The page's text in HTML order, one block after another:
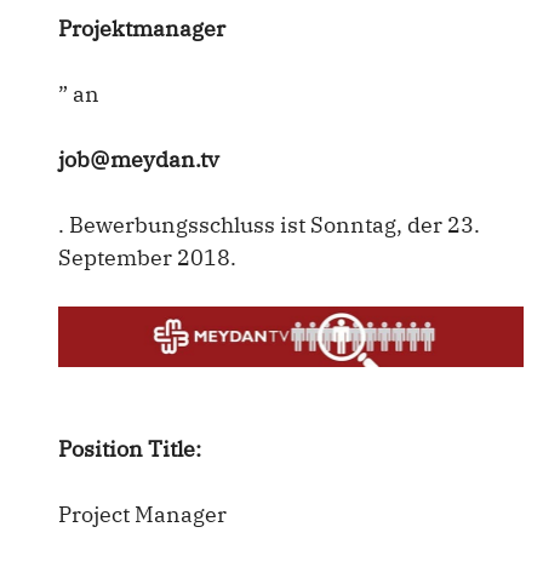
Projektmanager
” an
job@meydan.tv
. Bewerbungsschluss ist Sonntag, der 23.
September 2018.
Position Title:
Project Manager